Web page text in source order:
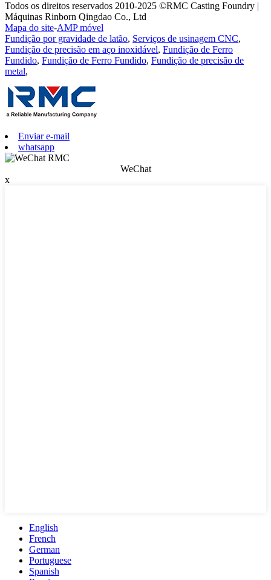
Todos os direitos reservados 2010-2025 ©RMC Casting Foundry |
Máquinas Rinborn Qingdao Co., Ltd
Mapa do site-AMP móvel
Fundição por gravidade de latão, Serviços de usinagem CNC,
Fundição de precisão em aço inoxidável, Fundição de Ferro
Fundido, Fundição de Ferro Fundido, Fundição de precisão de
metal,
Enviar e-mail
whatsapp
WeChat
x
English
French
German
Portuguese
Spanish